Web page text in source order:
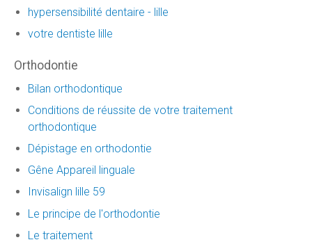
hypersensibilité dentaire - lille
votre dentiste lille
Orthodontie
Bilan orthodontique
Conditions de réussite de votre traitement
orthodontique
Dépistage en orthodontie
Gêne Appareil linguale
Invisalign lille 59
Le principe de l'orthodontie
Le traitement